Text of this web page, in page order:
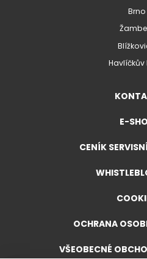
Brno
Havlíčkův
E-
CENÍK
OCHRANA
VŠEOBECNÉ